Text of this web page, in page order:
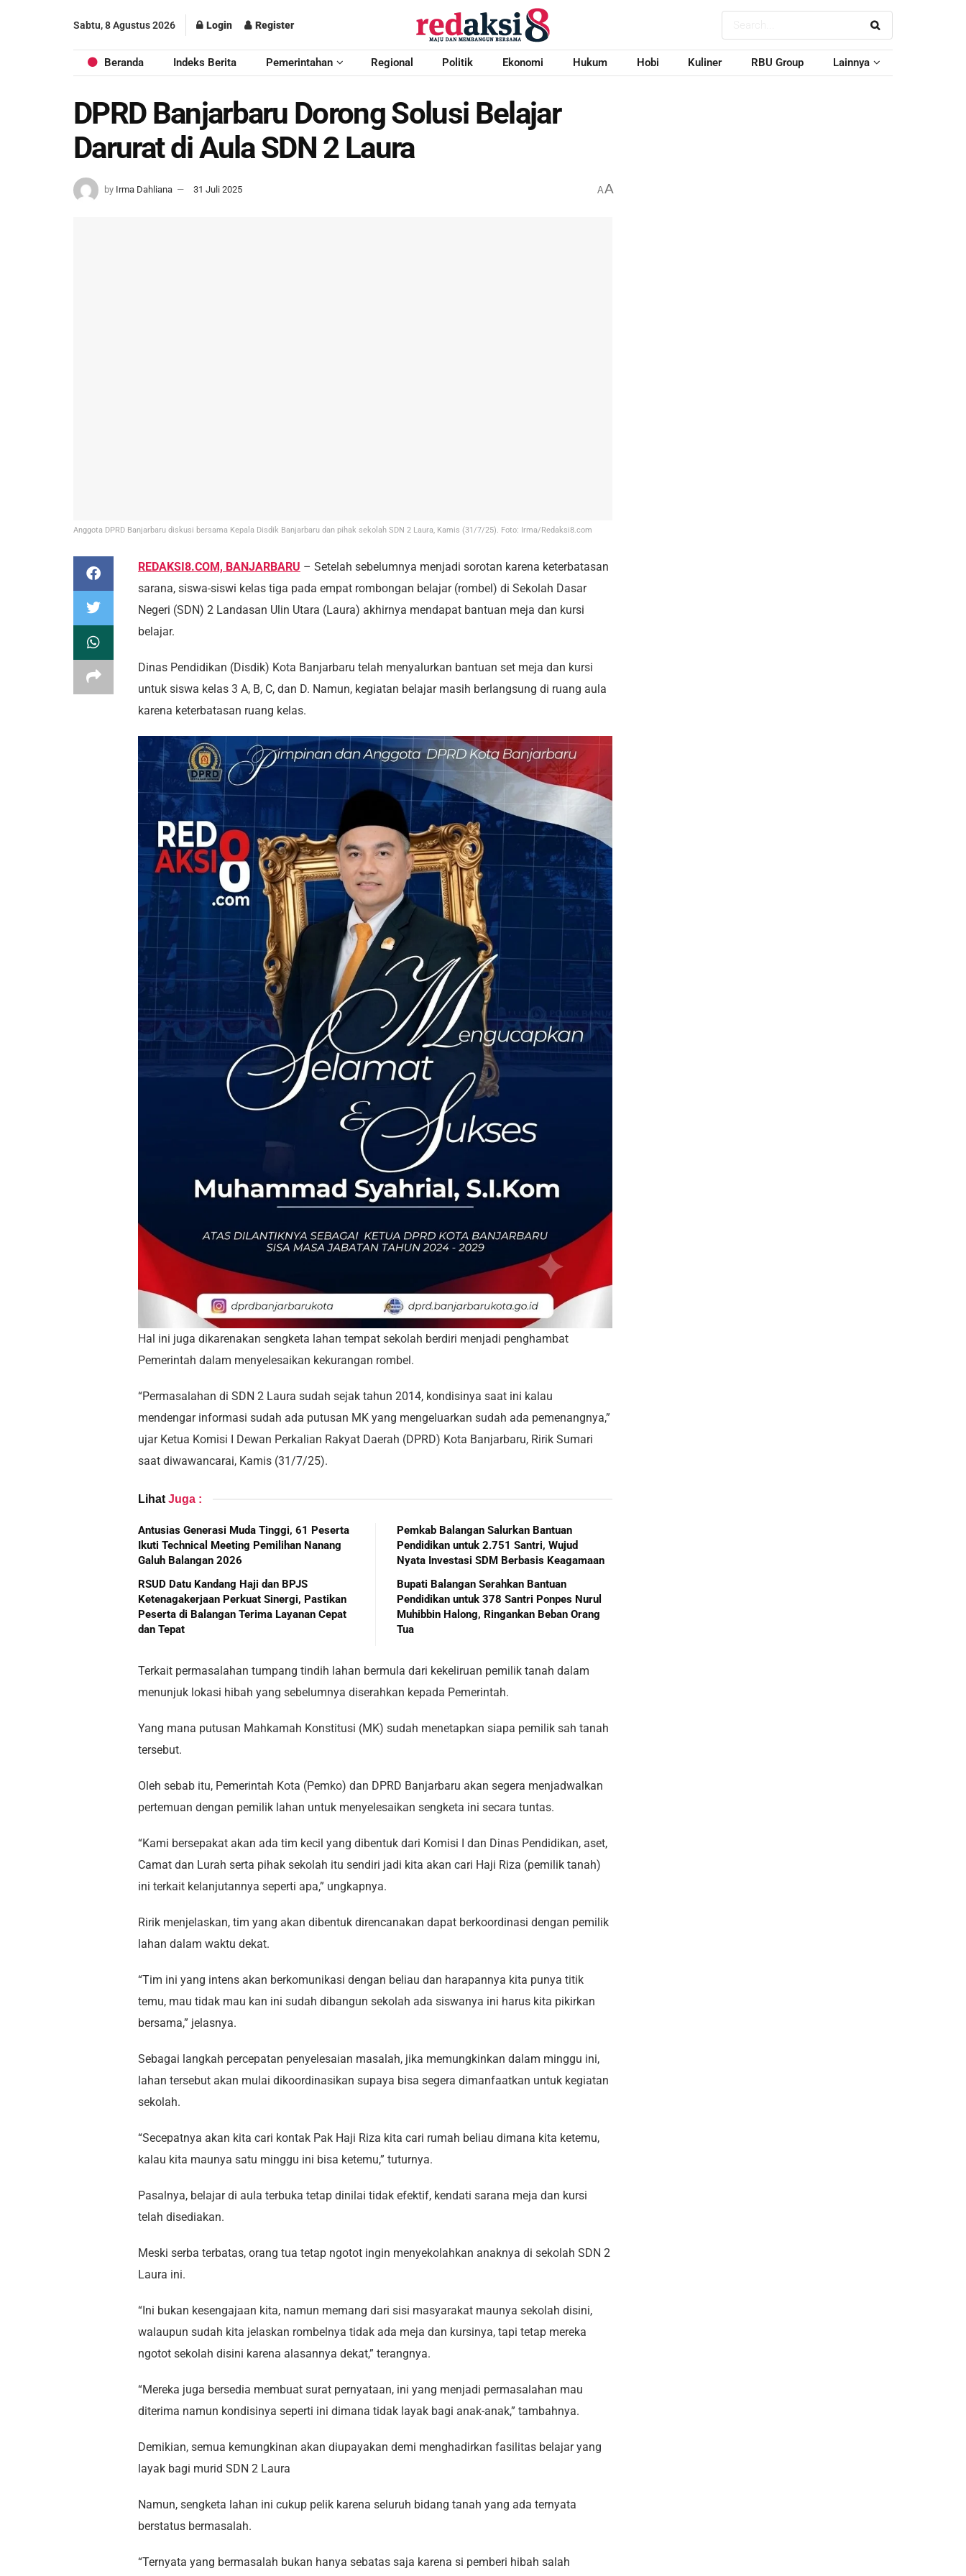
Sabtu, 8 Agustus 2026 Login Register
Beranda Indeks Berita Pemerintahan Regional Politik Ekonomi Hukum Hobi Kuliner RBU Group Lainnya
DPRD Banjarbaru Dorong Solusi Belajar
Darurat di Aula SDN 2 Laura
by Irma Dahliana 31 Juli 2025 AA
Anggota DPRD Banjarbaru diskusi bersama Kepala Disdik Banjarbaru dan pihak sekolah SDN 2 Laura, Kamis (31/7/25). Foto: Irma/Redaksi8.com
REDAKSI8.COM, BANJARBARU – Setelah sebelumnya menjadi sorotan karena keterbatasan
sarana, siswa-siswi kelas tiga pada empat rombongan belajar (rombel) di Sekolah Dasar
Negeri (SDN) 2 Landasan Ulin Utara (Laura) akhirnya mendapat bantuan meja dan kursi
belajar.
Dinas Pendidikan (Disdik) Kota Banjarbaru telah menyalurkan bantuan set meja dan kursi
untuk siswa kelas 3 A, B, C, dan D. Namun, kegiatan belajar masih berlangsung di ruang aula
karena keterbatasan ruang kelas.
Hal ini juga dikarenakan sengketa lahan tempat sekolah berdiri menjadi penghambat
Pemerintah dalam menyelesaikan kekurangan rombel.
“Permasalahan di SDN 2 Laura sudah sejak tahun 2014, kondisinya saat ini kalau
mendengar informasi sudah ada putusan MK yang mengeluarkan sudah ada pemenangnya,”
ujar Ketua Komisi I Dewan Perkalian Rakyat Daerah (DPRD) Kota Banjarbaru, Ririk Sumari
saat diwawancarai, Kamis (31/7/25).
Lihat Juga :
Antusias Generasi Muda Tinggi, 61 Peserta
Ikuti Technical Meeting Pemilihan Nanang
Galuh Balangan 2026
RSUD Datu Kandang Haji dan BPJS
Ketenagakerjaan Perkuat Sinergi, Pastikan
Peserta di Balangan Terima Layanan Cepat
dan Tepat
Pemkab Balangan Salurkan Bantuan
Pendidikan untuk 2.751 Santri, Wujud
Nyata Investasi SDM Berbasis Keagamaan
Bupati Balangan Serahkan Bantuan
Pendidikan untuk 378 Santri Ponpes Nurul
Muhibbin Halong, Ringankan Beban Orang
Tua
Terkait permasalahan tumpang tindih lahan bermula dari kekeliruan pemilik tanah dalam
menunjuk lokasi hibah yang sebelumnya diserahkan kepada Pemerintah.
Yang mana putusan Mahkamah Konstitusi (MK) sudah menetapkan siapa pemilik sah tanah
tersebut.
Oleh sebab itu, Pemerintah Kota (Pemko) dan DPRD Banjarbaru akan segera menjadwalkan
pertemuan dengan pemilik lahan untuk menyelesaikan sengketa ini secara tuntas.
“Kami bersepakat akan ada tim kecil yang dibentuk dari Komisi I dan Dinas Pendidikan, aset,
Camat dan Lurah serta pihak sekolah itu sendiri jadi kita akan cari Haji Riza (pemilik tanah)
ini terkait kelanjutannya seperti apa,” ungkapnya.
Ririk menjelaskan, tim yang akan dibentuk direncanakan dapat berkoordinasi dengan pemilik
lahan dalam waktu dekat.
“Tim ini yang intens akan berkomunikasi dengan beliau dan harapannya kita punya titik
temu, mau tidak mau kan ini sudah dibangun sekolah ada siswanya ini harus kita pikirkan
bersama,” jelasnya.
Sebagai langkah percepatan penyelesaian masalah, jika memungkinkan dalam minggu ini,
lahan tersebut akan mulai dikoordinasikan supaya bisa segera dimanfaatkan untuk kegiatan
sekolah.
“Secepatnya akan kita cari kontak Pak Haji Riza kita cari rumah beliau dimana kita ketemu,
kalau kita maunya satu minggu ini bisa ketemu,” tuturnya.
Pasalnya, belajar di aula terbuka tetap dinilai tidak efektif, kendati sarana meja dan kursi
telah disediakan.
Meski serba terbatas, orang tua tetap ngotot ingin menyekolahkan anaknya di sekolah SDN 2
Laura ini.
“Ini bukan kesengajaan kita, namun memang dari sisi masyarakat maunya sekolah disini,
walaupun sudah kita jelaskan rombelnya tidak ada meja dan kursinya, tapi tetap mereka
ngotot sekolah disini karena alasannya dekat,” terangnya.
“Mereka juga bersedia membuat surat pernyataan, ini yang menjadi permasalahan mau
diterima namun kondisinya seperti ini dimana tidak layak bagi anak-anak,” tambahnya.
Demikian, semua kemungkinan akan diupayakan demi menghadirkan fasilitas belajar yang
layak bagi murid SDN 2 Laura
Namun, sengketa lahan ini cukup pelik karena seluruh bidang tanah yang ada ternyata
berstatus bermasalah.
“Ternyata yang bermasalah bukan hanya sebatas saja karena si pemberi hibah salah